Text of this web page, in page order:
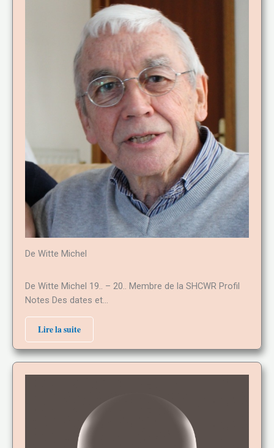
De Witte Michel
De Witte Michel 19.. – 20.. Membre de la SHCWR Profil
Notes Des dates et…
Lire la suite